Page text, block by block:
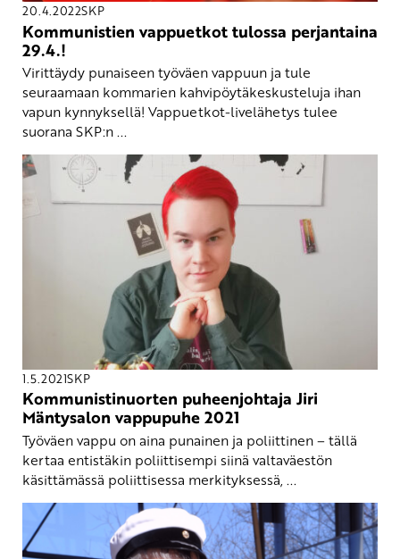
20.4.2022SKP
Kommunistien vappuetkot tulossa perjantaina
29.4.!
Virittäydy punaiseen työväen vappuun ja tule
seuraamaan kommarien kahvipöytäkeskusteluja ihan
vapun kynnyksellä! Vappuetkot-livelähetys tulee
suorana SKP:n ...
1.5.2021SKP
Kommunistinuorten puheenjohtaja Jiri
Mäntysalon vappupuhe 2021
Työväen vappu on aina punainen ja poliittinen – tällä
kertaa entistäkin poliittisempi siinä valtaväestön
käsittämässä poliittisessa merkityksessä, ...